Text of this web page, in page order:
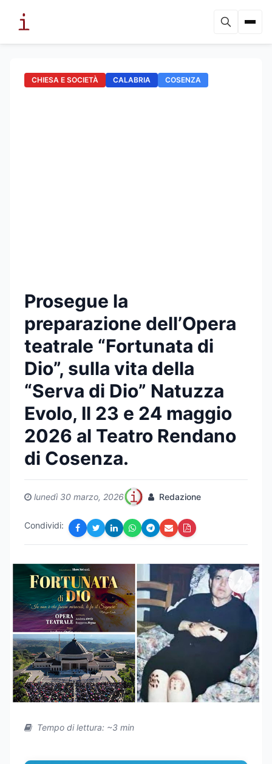
CHIESA E SOCIETÀ CALABRIA COSENZA
Prosegue la
preparazione dell’Opera
teatrale “Fortunata di
Dio”, sulla vita della
“Serva di Dio” Natuzza
Evolo, Il 23 e 24 maggio
2026 al Teatro Rendano
di Cosenza.
lunedì 30 marzo, 2026 Redazione
Condividi:
Tempo di lettura: ~3 min